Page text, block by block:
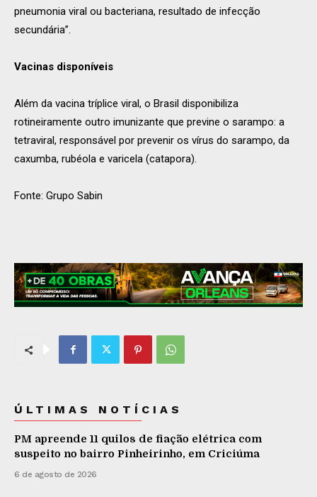
pneumonia viral ou bacteriana, resultado de infecção
secundária”.
Vacinas disponíveis
Além da vacina tríplice viral, o Brasil disponibiliza
rotineiramente outro imunizante que previne o sarampo: a
tetraviral, responsável por prevenir os vírus do sarampo, da
caxumba, rubéola e varicela (catapora).
Fonte: Grupo Sabin
ÚLTIMAS NOTÍCIAS
PM apreende 11 quilos de fiação elétrica com
suspeito no bairro Pinheirinho, em Criciúma
6 de agosto de 2026